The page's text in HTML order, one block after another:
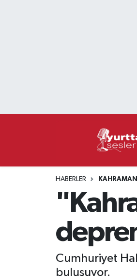
HABERLER
Cumhuriyet
buluşuyor.
Süper Lig Puan Durumu ve
Haber Arşivi